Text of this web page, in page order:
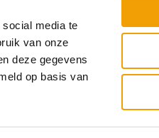
media te
van onze
deze gegevens
op basis van
met ons
langskomen